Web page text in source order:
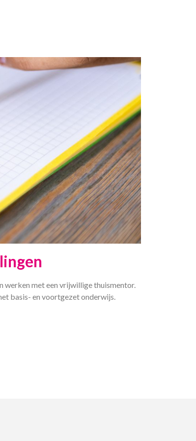
werken met een vrijwillige thuismentor.
basis- en voortgezet onderwijs.